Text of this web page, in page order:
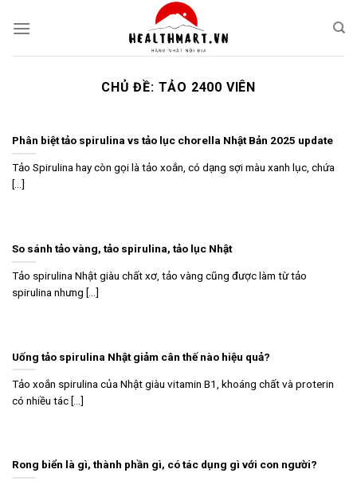
CHỦ ĐỀ: TẢO 2400 VIÊN
Phân biệt tảo spirulina vs tảo lục chorella Nhật Bản 2025 update
Tảo Spirulina hay còn gọi là tảo xoắn, có dạng sợi màu xanh lục, chứa
[...]
So sánh tảo vàng, tảo spirulina, tảo lục Nhật
Tảo spirulina Nhật giàu chất xơ, tảo vàng cũng được làm từ tảo
spirulina nhưng [...]
Uống tảo spirulina Nhật giảm cân thế nào hiệu quả?
Tảo xoắn spirulina của Nhật giàu vitamin B1, khoáng chất và proterin
có nhiều tác [...]
Rong biển là gì, thành phần gì, có tác dụng gì với con người?